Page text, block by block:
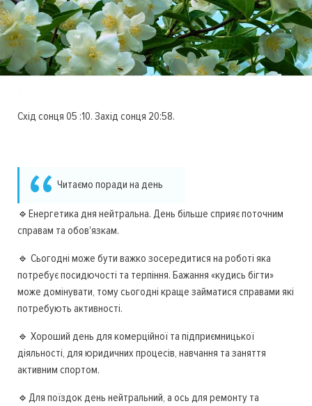
Схід сонця 05 :10. Захід сонця 20:58.
Читаємо поради на день
🔹Енергетика дня нейтральна. День більше сприяє поточним
справам та обов'язкам.
🔹 Сьогодні може бути важко зосередитися на роботі яка
потребує посидючості та терпіння. Бажання «кудись бігти»
може домінувати, тому сьогодні краще займатися справами які
потребують активності.
🔹 Хороший день для комерційної та підприємницької
діяльності, для юридичних процесів, навчання та заняття
активним спортом.
🔹Для поїздок день нейтральний, а ось для ремонту та